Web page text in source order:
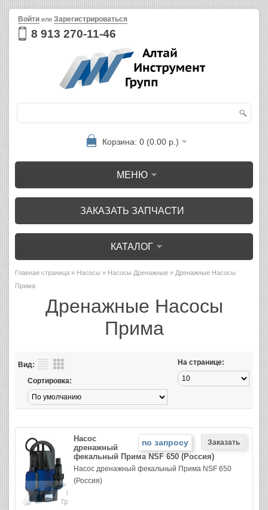
8 913 270-11-46
Войти или Зарегистрироваться
Корзина: 0 (0.00 р.)
МЕНЮ
ЗАКАЗАТЬ ЗАПЧАСТИ
КАТАЛОГ
Главная страница » Насосы » Насосы Дренажные » Дренажные Насосы
Прима
Дренажные Насосы
Прима
Вид: На странице:
Сортировка:
по запросу
Насос
дренажный
фекальный Прима NSF 650 (Россия)
Насос дренажный фекальный Прима NSF 650
(Россия)